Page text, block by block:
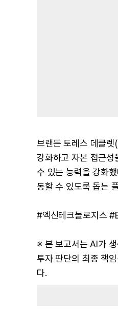
브랜든 토레스 데클
강화하고 자본 접근
수 있는 능력을 강화
동할 수 있도록 돕는
#엑신테크놀로지스
※ 본 보고서는 AI가
투자 판단의 최종 책
다.